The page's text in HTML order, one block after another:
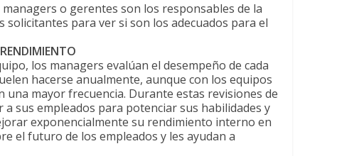
o gerentes son los responsables de la
para ver si son los adecuados para el
los managers evalúan el desempeño de cada
hacerse anualmente, aunque con los equipos
una mayor frecuencia. Durante estas revisiones de
sus empleados para potenciar sus habilidades y
exponencialmente su rendimiento interno en
el futuro de los empleados y les ayudan a